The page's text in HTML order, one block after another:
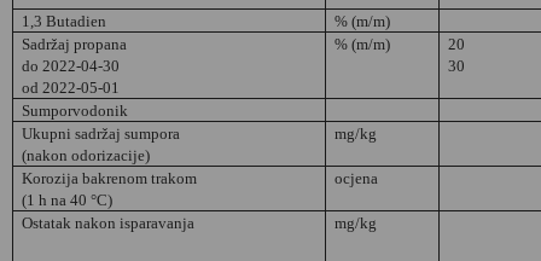
1,3 Butadien
% (m/m)
Sadržaj propana
do 2022-04-30
od 2022-05-01
% (m/m)
20
30
Sumporvodonik
Ukupni sadržaj sumpora
(nakon odorizacije)
mg/kg
Korozija bakrenom trakom
(1 h na 40 °C)
ocjena
Ostatak nakon isparavanja mg/kg